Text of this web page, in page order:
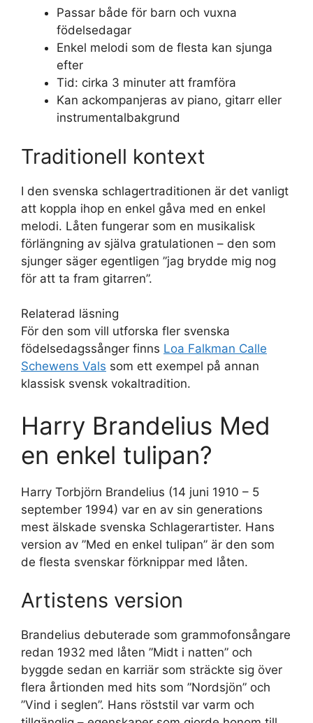
Passar både för barn och vuxna
födelsedagar
Enkel melodi som de flesta kan sjunga
efter
Tid: cirka 3 minuter att framföra
Kan ackompanjeras av piano, gitarr eller
instrumentalbakgrund
Traditionell kontext
I den svenska schlagertraditionen är det vanligt
att koppla ihop en enkel gåva med en enkel
melodi. Låten fungerar som en musikalisk
förlängning av själva gratulationen – den som
sjunger säger egentligen ”jag brydde mig nog
för att ta fram gitarren”.
Relaterad läsning
För den som vill utforska fler svenska
födelsedagssånger finns Loa Falkman Calle
Schewens Vals som ett exempel på annan
klassisk svensk vokaltradition.
Harry Brandelius Med
en enkel tulipan?
Harry Torbjörn Brandelius (14 juni 1910 – 5
september 1994) var en av sin generations
mest älskade svenska Schlagerartister. Hans
version av ”Med en enkel tulipan” är den som
de flesta svenskar förknippar med låten.
Artistens version
Brandelius debuterade som grammofonsångare
redan 1932 med låten ”Midt i natten” och
byggde sedan en karriär som sträckte sig över
flera årtionden med hits som ”Nordsjön” och
”Vind i seglen”. Hans röststil var varm och